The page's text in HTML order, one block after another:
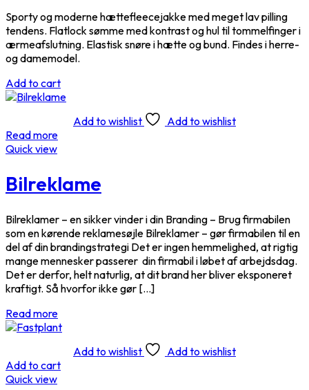
Sporty og moderne hættefleecejakke med meget lav pilling
tendens. Flatlock sømme med kontrast og hul til tommelfinger i
ærmeafslutning. Elastisk snøre i hætte og bund. Findes i herre-
og damemodel.
Add to cart
Add to wishlist
Add to wishlist
Read more
Quick view
Bilreklame
Bilreklamer – en sikker vinder i din Branding – Brug firmabilen
som en kørende reklamesøjle Bilreklamer – gør firmabilen til en
del af din brandingstrategi Det er ingen hemmelighed, at rigtig
mange mennesker passerer din firmabil i løbet af arbejdsdag.
Det er derfor, helt naturlig, at dit brand her bliver eksponeret
kraftigt. Så hvorfor ikke gør […]
Read more
Add to wishlist
Add to wishlist
Add to cart
Quick view